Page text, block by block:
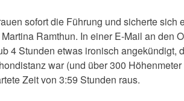
sofort die Führung und sicherte sich
Ramthun. In einer E-Mail an den
4 Stunden etwas ironisch angekündigt,
war (und über 300
Zeit von 3:59 Stunden raus.